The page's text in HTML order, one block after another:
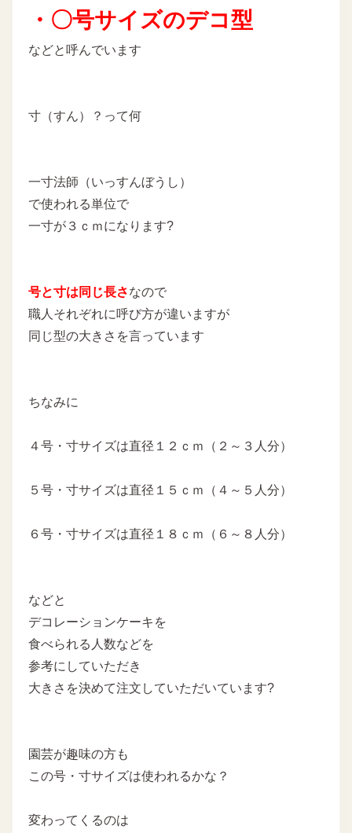
・〇号サイズのデコ型
などと呼んでいます
寸（すん）？って何
一寸法師（いっすんぼうし）
で使われる単位で
一寸が３ｃｍになります?
号と寸は同じ長さなので
職人それぞれに呼び方が違いますが
同じ型の大きさを言っています
ちなみに
４号・寸サイズは直径１２ｃｍ（２～３人分）
５号・寸サイズは直径１５ｃｍ（４～５人分）
６号・寸サイズは直径１８ｃｍ（６～８人分）
などと
デコレーションケーキを
食べられる人数などを
参考にしていただき
大きさを決めて注文していただいています?
園芸が趣味の方も
この号・寸サイズは使われるかな？
変わってくるのは